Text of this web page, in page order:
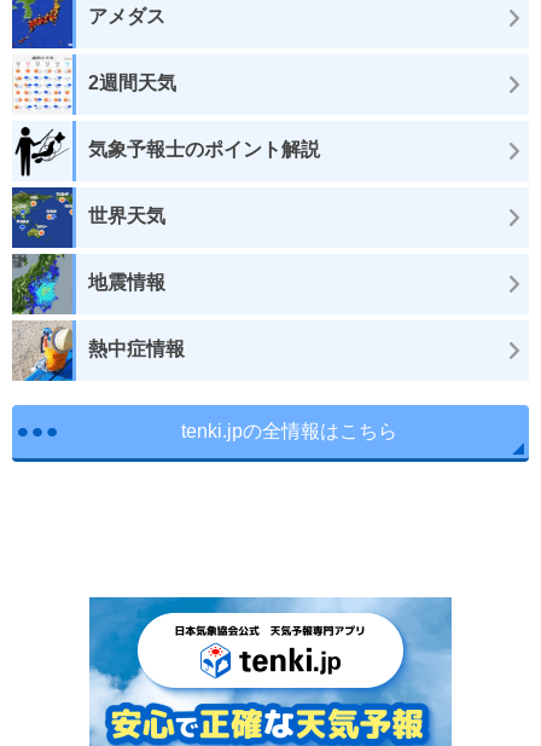
アメダス
2週間天気
気象予報士のポイント解説
世界天気
地震情報
熱中症情報
tenki.jpの全情報はこちら